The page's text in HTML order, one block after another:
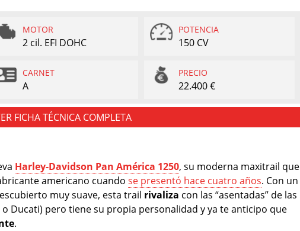
MOTOR
2 cil. EFI DOHC
POTENCIA
150 CV
CARNET
A
PRECIO
22.400 €
FICHA TÉCNICA COMPLETA
Harley-Davidson Pan América 1250, su moderna maxitrail que
americano cuando se presentó hace cuatro años. Con un
muy suave, esta trail rivaliza con las “asentadas” de las
Ducati) pero tiene su propia personalidad y ya te anticipo que
.